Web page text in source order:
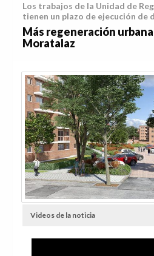
Los trabajos de la Unidad de
tienen un plazo de ejecución de
Más regeneración
Moratalaz
Videos de la noticia